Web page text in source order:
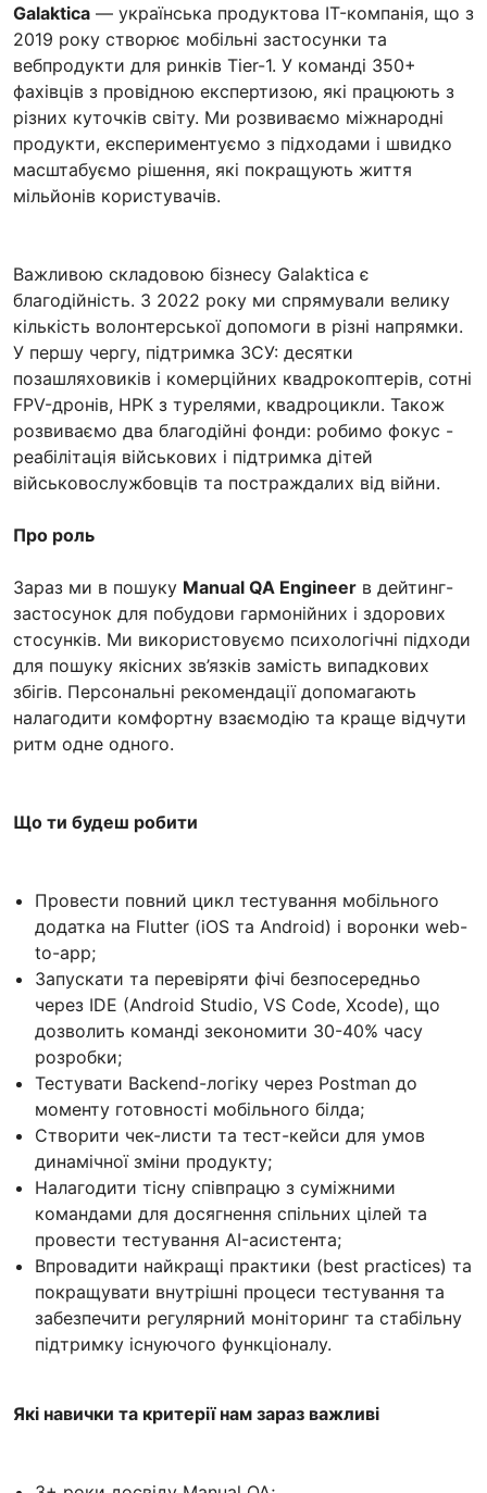
Galaktica — українська продуктова IT-компанія, що з
2019 року створює мобільні застосунки та
вебпродукти для ринків Tier-1. У команді 350+
фахівців з провідною експертизою, які працюють з
різних куточків світу. Ми розвиваємо міжнародні
продукти, експериментуємо з підходами і швидко
масштабуємо рішення, які покращують життя
мільйонів користувачів.
Важливою складовою бізнесу Galaktica є
благодійність. З 2022 року ми спрямували велику
кількість волонтерської допомоги в різні напрямки.
У першу чергу, підтримка ЗСУ: десятки
позашляховиків і комерційних квадрокоптерів, сотні
FPV-дронів, НРК з турелями, квадроцикли. Також
розвиваємо два благодійні фонди: робимо фокус -
реабілітація військових і підтримка дітей
військовослужбовців та постраждалих від війни.
Про роль
Зараз ми в пошуку Manual QA Engineer в дейтинг-
застосунок для побудови гармонійних і здорових
стосунків. Ми використовуємо психологічні підходи
для пошуку якісних зв’язків замість випадкових
збігів. Персональні рекомендації допомагають
налагодити комфортну взаємодію та краще відчути
ритм одне одного.
Що ти будеш робити
Провести повний цикл тестування мобільного
додатка на Flutter (iOS та Android) і воронки web-
to-app;
Запускати та перевіряти фічі безпосередньо
через IDE (Android Studio, VS Code, Xcode), що
дозволить команді зекономити 30-40% часу
розробки;
Тестувати Backend-логіку через Postman до
моменту готовності мобільного білда;
Створити чек-листи та тест-кейси для умов
динамічної зміни продукту;
Налагодити тісну співпрацю з суміжними
командами для досягнення спільних цілей та
провести тестування AI-асистента;
Впровадити найкращі практики (best practices) та
покращувати внутрішні процеси тестування та
забезпечити регулярний моніторинг та стабільну
підтримку існуючого функціоналу.
Які навички та критерії нам зараз важливі